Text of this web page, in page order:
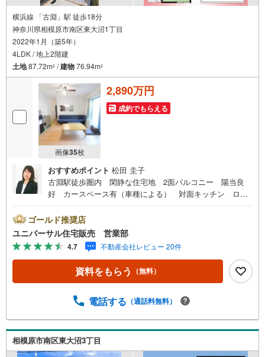
横浜線 「古淵」駅 徒歩18分
神奈川県相模原市南区東大沼1丁目
2022年1月（築5年）
4LDK / 地上2階建
土地87.72m2 /建物76.94m2
画像35枚
2,890万円
成約でもらえる
おすすめポイント 松田 圭子
古淵駅徒歩圏内 閑静な住宅地 2面バルコニー 陽当良
好 カースペース有（車種による） 対面キッチン ロフ
設多数あり生活利便良好【古淵駅徒歩2分！店舗前駐車場完
備！】弊社は1993年に相模原にて開業し、地元の相模原・
町田を中心に数多くのお客様の住まい探しを支えてまいり
ました。「安心に・丁寧に・分かりやすく」を心がけなが
ら皆様のお役に立ちたいと思います。【何でもご相談くだ
さい！】不動産のご相談もお気軽にご連絡ください物件詳
談くださいお客様のお力になります【営業時間 9:00～20:
物件には特に問い合わせが集中するため、お早めにご連絡
ください。「室内・現地を見学する」ボタンよりご予約い
ただくとご見学がスムーズです
ゴールド推奨店
ユニバーサル住宅販売 営業部
4.7 不動産会社レビュー 20件
資料をもらう （無料）
電話する （通話料無料）
相模原市南区東大沼3丁目